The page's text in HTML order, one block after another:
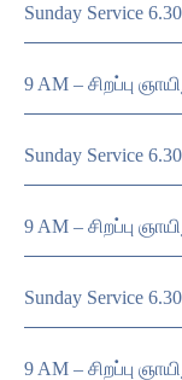
Sunday Service
9 AM – சிறப்பு
Sunday Service
9 AM – சிறப்பு
Sunday Service
9 AM – சிறப்பு